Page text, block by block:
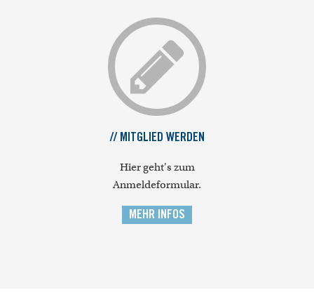
// MITGLIED WERDEN
Hier geht's zum
Anmeldeformular.
MEHR INFOS